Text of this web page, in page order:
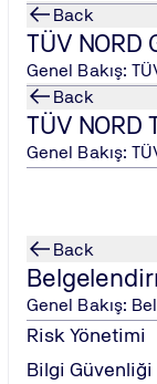
Back
TÜV NORD
Genel Bakış:
Back
TÜV NORD
Genel Bakış:
Back
Genel Bakış:
Risk Yönetimi
Bilgi Güvenliği
Bilgilendirme
BRCGS
tedarik
ve iç tetkik
izlenebilirlik gibi
uygun
doğru bir